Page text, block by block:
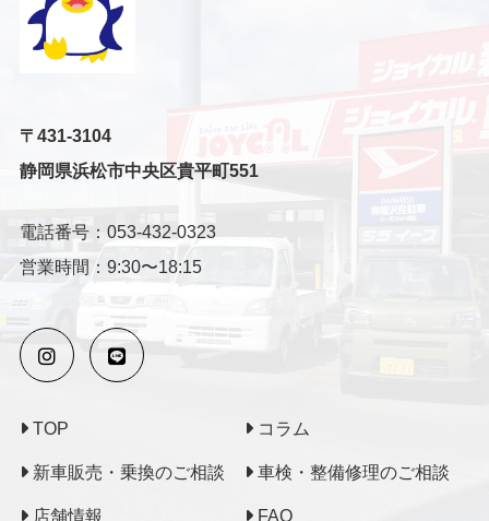
〒431-3104
静岡県浜松市中央区貴平町551
電話番号：053-432-0323
営業時間：9:30〜18:15
TOP コラム
新車販売・乗換のご相談 車検・整備修理のご相談
店舗情報 FAQ